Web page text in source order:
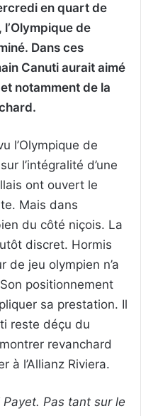
en quart de
de
Dans ces
Canuti aurait aimé
notamment de la
l’Olympique de
l’intégralité d’une
ont ouvert le
Mais dans
du côté niçois. La
discret. Hormis
de jeu olympien n’a
positionnement
sa prestation. Il
reste déçu du
revanchard
à l’Allianz Riviera.
Pas tant sur le